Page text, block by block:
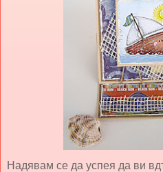
Надявам се да успея да ви